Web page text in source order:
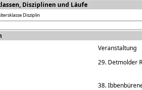
Disziplinen und Läufe
Disziplin
Veranstaltung
29. Detmolder
38.